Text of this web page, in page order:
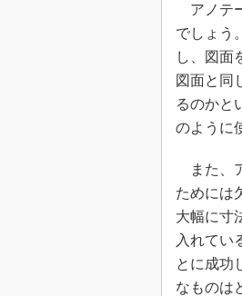
アノテ
でしょう
し、図面
図面と同
るのかと
のように
また、
ためには
大幅に寸
入れてい
とに成功
なものは